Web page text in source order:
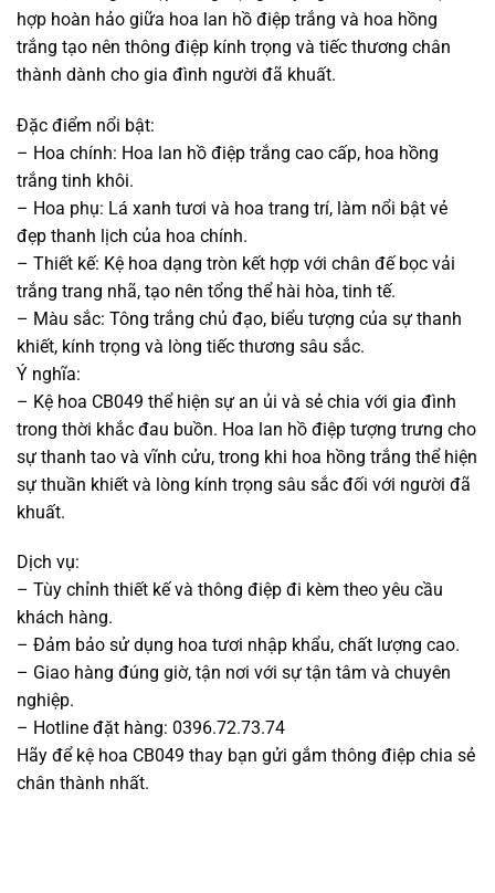
hợp hoàn hảo giữa hoa lan hồ điệp trắng và hoa hồng
trắng tạo nên thông điệp kính trọng và tiếc thương chân
thành dành cho gia đình người đã khuất.
Đặc điểm nổi bật:
– Hoa chính: Hoa lan hồ điệp trắng cao cấp, hoa hồng
trắng tinh khôi.
– Hoa phụ: Lá xanh tươi và hoa trang trí, làm nổi bật vẻ
đẹp thanh lịch của hoa chính.
– Thiết kế: Kệ hoa dạng tròn kết hợp với chân đế bọc vải
trắng trang nhã, tạo nên tổng thể hài hòa, tinh tế.
– Màu sắc: Tông trắng chủ đạo, biểu tượng của sự thanh
khiết, kính trọng và lòng tiếc thương sâu sắc.
Ý nghĩa:
– Kệ hoa CB049 thể hiện sự an ủi và sẻ chia với gia đình
trong thời khắc đau buồn. Hoa lan hồ điệp tượng trưng cho
sự thanh tao và vĩnh cửu, trong khi hoa hồng trắng thể hiện
sự thuần khiết và lòng kính trọng sâu sắc đối với người đã
khuất.
Dịch vụ:
– Tùy chỉnh thiết kế và thông điệp đi kèm theo yêu cầu
khách hàng.
– Đảm bảo sử dụng hoa tươi nhập khẩu, chất lượng cao.
– Giao hàng đúng giờ, tận nơi với sự tận tâm và chuyên
nghiệp.
– Hotline đặt hàng: 0396.72.73.74
Hãy để kệ hoa CB049 thay bạn gửi gắm thông điệp chia sẻ
chân thành nhất.